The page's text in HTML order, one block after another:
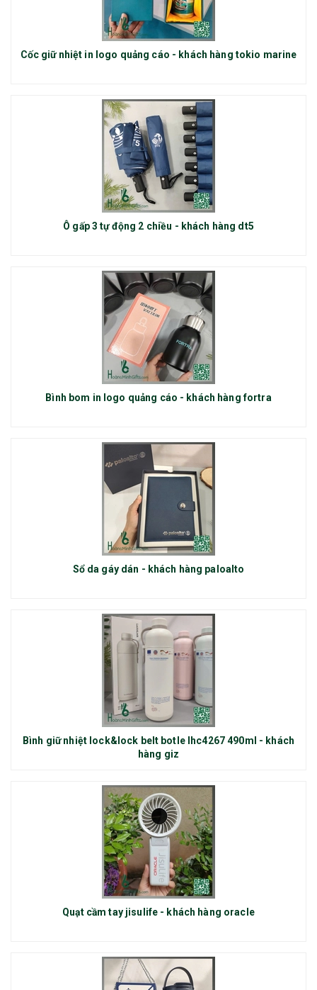
Cốc giữ nhiệt in logo quảng cáo - khách hàng tokio marine
Ô gấp 3 tự động 2 chiều - khách hàng dt5
Bình bom in logo quảng cáo - khách hàng fortra
Sổ da gáy dán - khách hàng paloalto
Bình giữ nhiệt lock&lock belt botle lhc4267 490ml - khách
hàng giz
Quạt cầm tay jisulife - khách hàng oracle